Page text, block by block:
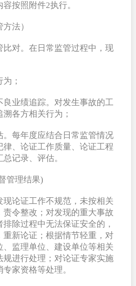
按照附件2执行。
法）
比对。在日常监管过程中，现
；
良业绩追踪。对发生事故的工
各方相关行为；
。每年度应结合日常监管情况
、论证工作质量、论证工程
记录、评估。
管理结果)
现论证工作不规范，未按相关
令整改；对发现的重大事故
除过程中无法保证安全的，
重新论证；根据情节轻重，对
监理单位、建设单位等相关
规进行处理；对论证专家实施
家资格等处理。